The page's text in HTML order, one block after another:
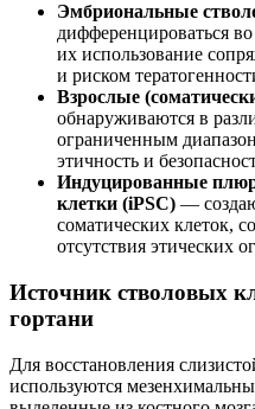
Эмбриональные
дифференцироваться
их использование
и риском
Взрослые
обнаруживаются в
ограниченным
этичность и
Индуцированные
клетки (iPSC) —
соматических клеток,
отсутствия этических
Источник стволовых
гортани
Для восстановления
используются